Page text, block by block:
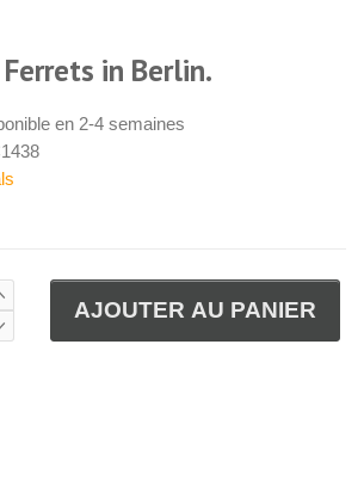
in Berlin.
en 2-4 semaines